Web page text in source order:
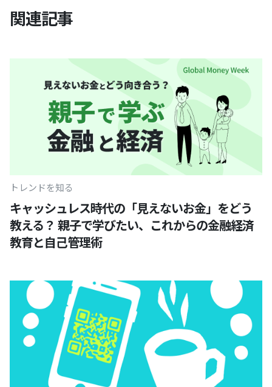
関連記事
トレンドを知る
キャッシュレス時代の「見えないお金」をどう
教える？ 親子で学びたい、これからの金融経済
教育と自己管理術